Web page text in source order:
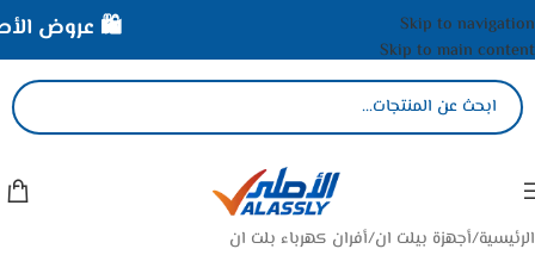
Skip to navigation
Skip to main content
الرئيسية/أجهزة بيلت ان/أفران كهرباء بلت ان
🛍️ عروض